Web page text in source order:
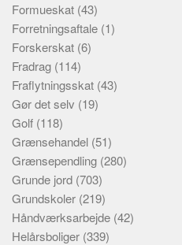
Formueskat (43)
Forretningsaftale (1)
Forskerskat (6)
Fradrag (114)
Fraflytningsskat (43)
Gør det selv (19)
Golf (118)
Grænsehandel (51)
Grænsependling (280)
Grunde jord (703)
Grundskoler (219)
Håndværksarbejde (42)
Helårsboliger (339)